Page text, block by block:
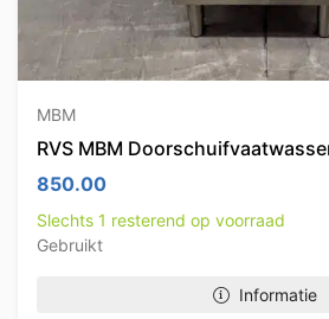
MBM
RVS MBM
850.00
Slechts 1 resterend op voorraad
Gebruikt
Informatie